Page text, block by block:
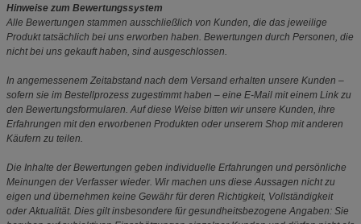
Hinweise zum Bewertungssystem
Alle Bewertungen stammen ausschließlich von Kunden, die das jeweilige
Produkt tatsächlich bei uns erworben haben. Bewertungen durch Personen, die
nicht bei uns gekauft haben, sind ausgeschlossen.
In angemessenem Zeitabstand nach dem Versand erhalten unsere Kunden –
sofern sie im Bestellprozess zugestimmt haben – eine E-Mail mit einem Link zu
den Bewertungsformularen. Auf diese Weise bitten wir unsere Kunden, ihre
Erfahrungen mit den erworbenen Produkten oder unserem Shop mit anderen
Käufern zu teilen.
Die Inhalte der Bewertungen geben individuelle Erfahrungen und persönliche
Meinungen der Verfasser wieder. Wir machen uns diese Aussagen nicht zu
eigen und übernehmen keine Gewähr für deren Richtigkeit, Vollständigkeit
oder Aktualität. Dies gilt insbesondere für gesundheitsbezogene Angaben: Sie